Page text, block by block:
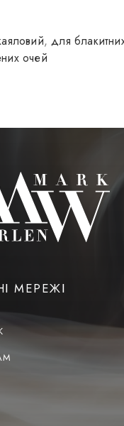
,для
очей
МЕРЕЖІ